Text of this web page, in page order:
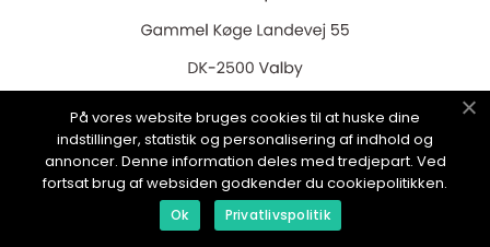
web:www.klikko.dk
På vores website bruges cookies til at huske dine
indstillinger, statistik og personalisering af indhold og
annoncer. Denne information deles med tredjepart. Ved
fortsat brug af websiden godkender du cookiepolitikken.
Ok Privatlivspolitik